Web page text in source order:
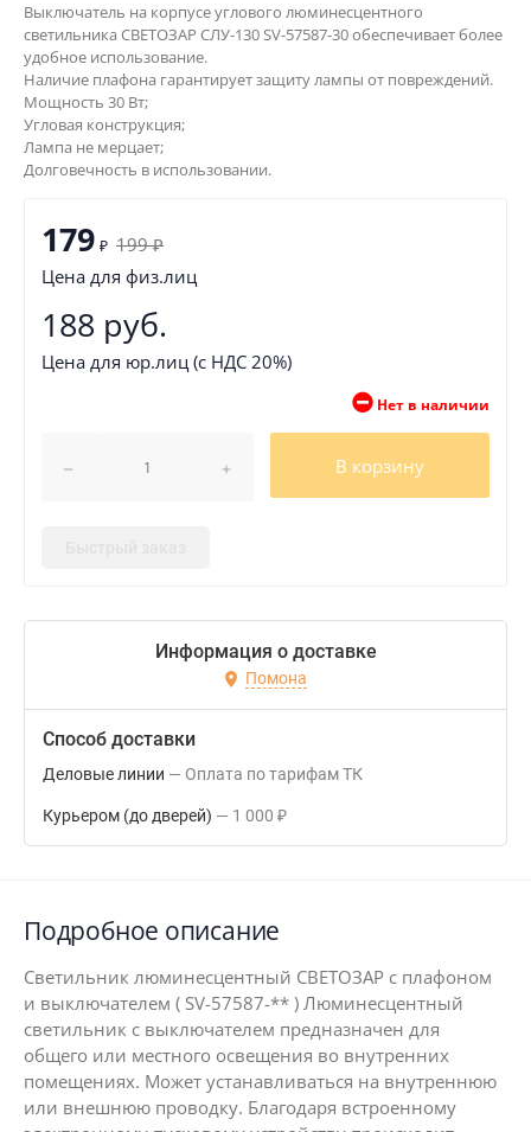
Выключатель на корпусе углового люминесцентного
светильника СВЕТОЗАР СЛУ-130 SV-57587-30 обеспечивает более
удобное использование.
Наличие плафона гарантирует защиту лампы от повреждений.
Мощность 30 Вт;
Угловая конструкция;
Лампа не мерцает;
Долговечность в использовании.
179 ₽ 199 ₽
Цена для физ.лиц
188 руб.
Цена для юр.лиц (с НДС 20%)
Нет в наличии
В корзину
Информация о доставке
Помона
Способ доставки
Деловые линии Оплата по тарифам ТК
Курьером (до дверей) 1 000 ₽
Подробное описание
Светильник люминесцентный СВЕТОЗАР с плафоном
и выключателем ( SV-57587-** ) Люминесцентный
светильник с выключателем предназначен для
общего или местного освещения во внутренних
помещениях. Может устанавливаться на внутреннюю
или внешнюю проводку. Благодаря встроенному